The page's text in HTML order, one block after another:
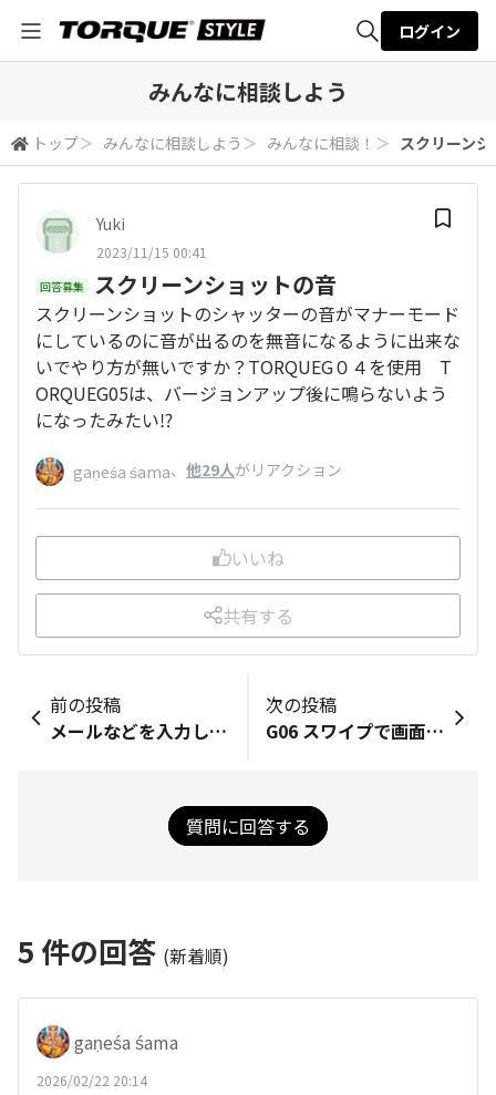
検索
ログイン
みんなに相談しよう
トップ＞ みんなに相談しよう ＞ みんなに相談！ ＞ スクリーン
Yuki
2023/11/15 00:41
回答募集 スクリーンショットの音
スクリーンショットのシャッターの音がマナーモード
にしているのに音が出るのを無音になるように出来な
いでやり方が無いですか？TORQUEG０４を使用 T
ORQUEG05は、バージョンアップ後に鳴らないよう
になったみたい⁉️
gaṇeśa śama、 他29人がリアクション
いいね
共有する
前の投稿
メールなどを入力している際、文字の
次の投稿
G06 スワイプで画面が1つ前に戻る
質問に回答する
5 件の回答 (新着順)
gaṇeśa śama
2026/02/22 20:14